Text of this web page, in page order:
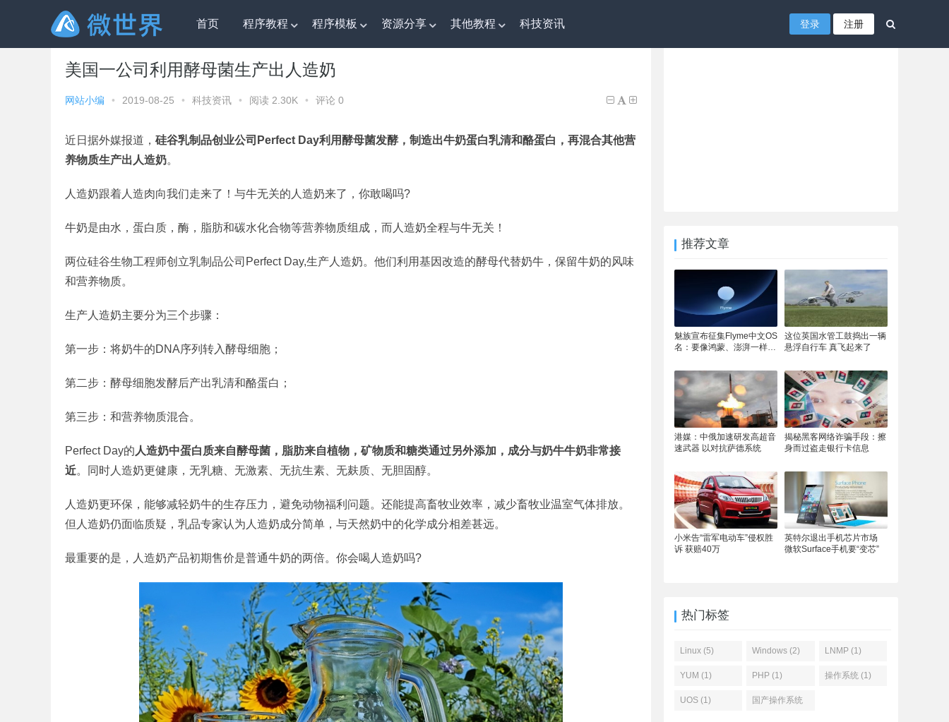
首页 程序教程 程序模板 资源分享 其他教程 科技资讯 登录 注册
微世界» 科技资讯» 美国一公司利用酵母菌生产出人造奶
美国一公司利用酵母菌生产出人造奶
网站小编 • 2019-08-25 • 科技资讯 • 阅读 2.30K • 评论 0
近日据外媒报道， 硅谷乳制品创业公司Perfect Day利用酵母菌发酵，制造出牛奶蛋白乳清和酪蛋白，再混合其他营
养物质生产出人造奶。
人造奶跟着人造肉向我们走来了！与牛无关的人造奶来了，你敢喝吗?
牛奶是由水，蛋白质，酶，脂肪和碳水化合物等营养物质组成，而人造奶全程与牛无关！
两位硅谷生物工程师创立乳制品公司Perfect Day,生产人造奶。他们利用基因改造的酵母代替奶牛，保留牛奶的风味
和营养物质。
生产人造奶主要分为三个步骤：
第一步：将奶牛的DNA序列转入酵母细胞；
第二步：酵母细胞发酵后产出乳清和酪蛋白；
第三步：和营养物质混合。
Perfect Day的 人造奶中蛋白质来自酵母菌，脂肪来自植物，矿物质和糖类通过另外添加，成分与奶牛牛奶非常接
近。同时人造奶更健康，无乳糖、无激素、无抗生素、无麸质、无胆固醇。
人造奶更环保，能够减轻奶牛的生存压力，避免动物福利问题。还能提高畜牧业效率，减少畜牧业温室气体排放。
但人造奶仍面临质疑，乳品专家认为人造奶成分简单，与天然奶中的化学成分相差甚远。
最重要的是，人造奶产品初期售价是普通牛奶的两倍。你会喝人造奶吗?
推荐文章
魅族宣布征集Flyme中文OS
名：要像鸿蒙、澎湃一样响
这位英国水管工鼓捣出一辆
悬浮自行车 真飞起来了
港媒：中俄加速研发高超音
速武器 以对抗萨德系统
揭秘黑客网络诈骗手段：擦
身而过盗走银行卡信息
小米告“雷军电动车”侵权胜
诉 获赔40万
英特尔退出手机芯片市场
微软Surface手机要“变芯”
热门标签
Linux (5) Windows (2) LNMP (1)
YUM (1) PHP (1) 操作系统 (1)
UOS (1) 国产操作系统